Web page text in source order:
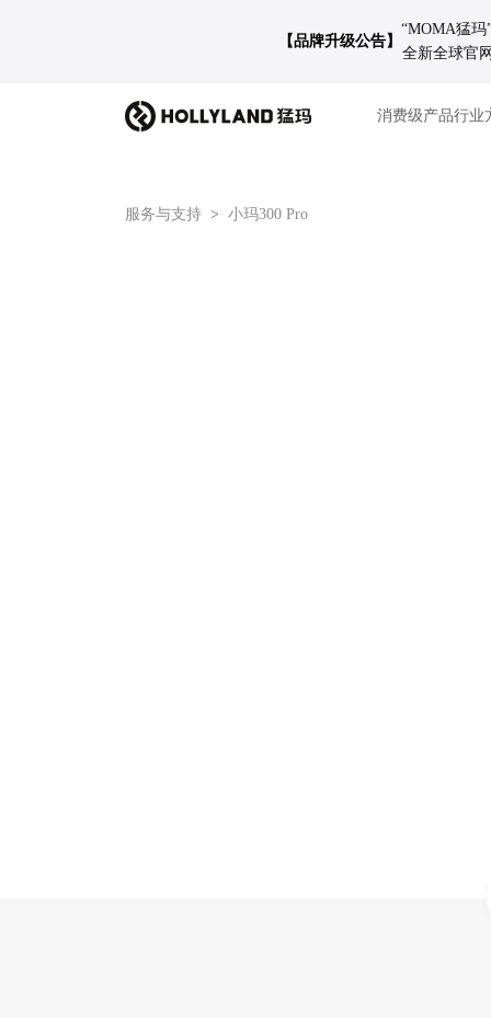
【品牌升级公告】
“MOMA猛
全新全球官
消费级产品行业
服务与支持 小玛300 Pro